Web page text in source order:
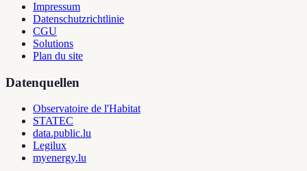
Impressum
Datenschutzrichtlinie
CGU
Solutions
Plan du site
Datenquellen
Observatoire de l'Habitat
STATEC
data.public.lu
Legilux
myenergy.lu